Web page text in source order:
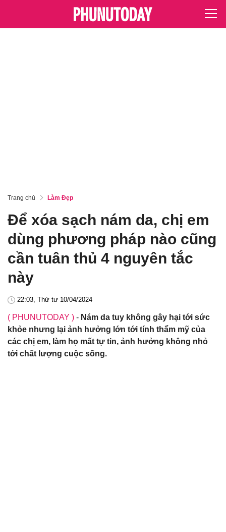
Trang chủ Làm Đẹp
Để xóa sạch nám da, chị em
dùng phương pháp nào cũng
cần tuân thủ 4 nguyên tắc
này
22:03, Thứ tư 10/04/2024
( PHUNUTODAY ) - Nám da tuy không gây hại tới sức
khỏe nhưng lại ảnh hưởng lớn tới tính thẩm mỹ của
các chị em, làm họ mất tự tin, ảnh hưởng không nhỏ
tới chất lượng cuộc sống.